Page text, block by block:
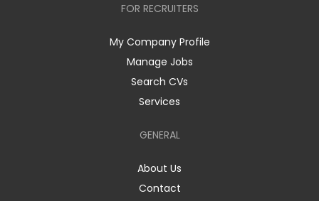
FOR RECRUITERS
My Company Profile
Manage Jobs
Search CVs
Services
GENERAL
About Us
Contact